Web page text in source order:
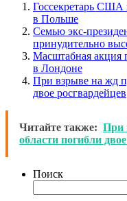
Госсекретарь США
в Польше
Семью экс-
принудительно
Масштабная акция
в Лондоне
При взрыве на жд
двое росгвардейцев
Читайте также: При
области погибли
Поиск